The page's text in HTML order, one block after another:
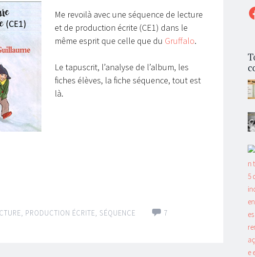
Me revoilà avec une séquence de lecture
et de production écrite (CE1) dans le
même esprit que celle que du Gruffalo.
Le tapuscrit, l’analyse de l’album, les
fiches élèves, la fiche séquence, tout est
là.
, PRODUCTION ÉCRITE, SÉQUENCE
7